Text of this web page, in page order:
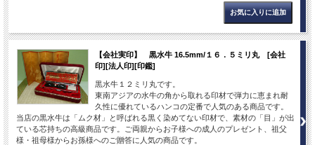
【会社実印】 黒水牛 16.5mm/１６．５ミリ丸 [会社
印][法人印][印鑑]
黒水牛１２ミリ丸です。
東南アジアの水牛の角から取れる印材で弾力に恵まれ耐
久性に優れているハンコの定番で人気のある商品です。
当店の黒水牛は「ムク材」と呼ばれる黒く染めてない印材で、素材の「目」が出
ている芯持ちの高級商品です。ご両親からお子様への成人のプレゼント、祖父
様・祖母様からお孫様へのご贈答に人気の商品です。